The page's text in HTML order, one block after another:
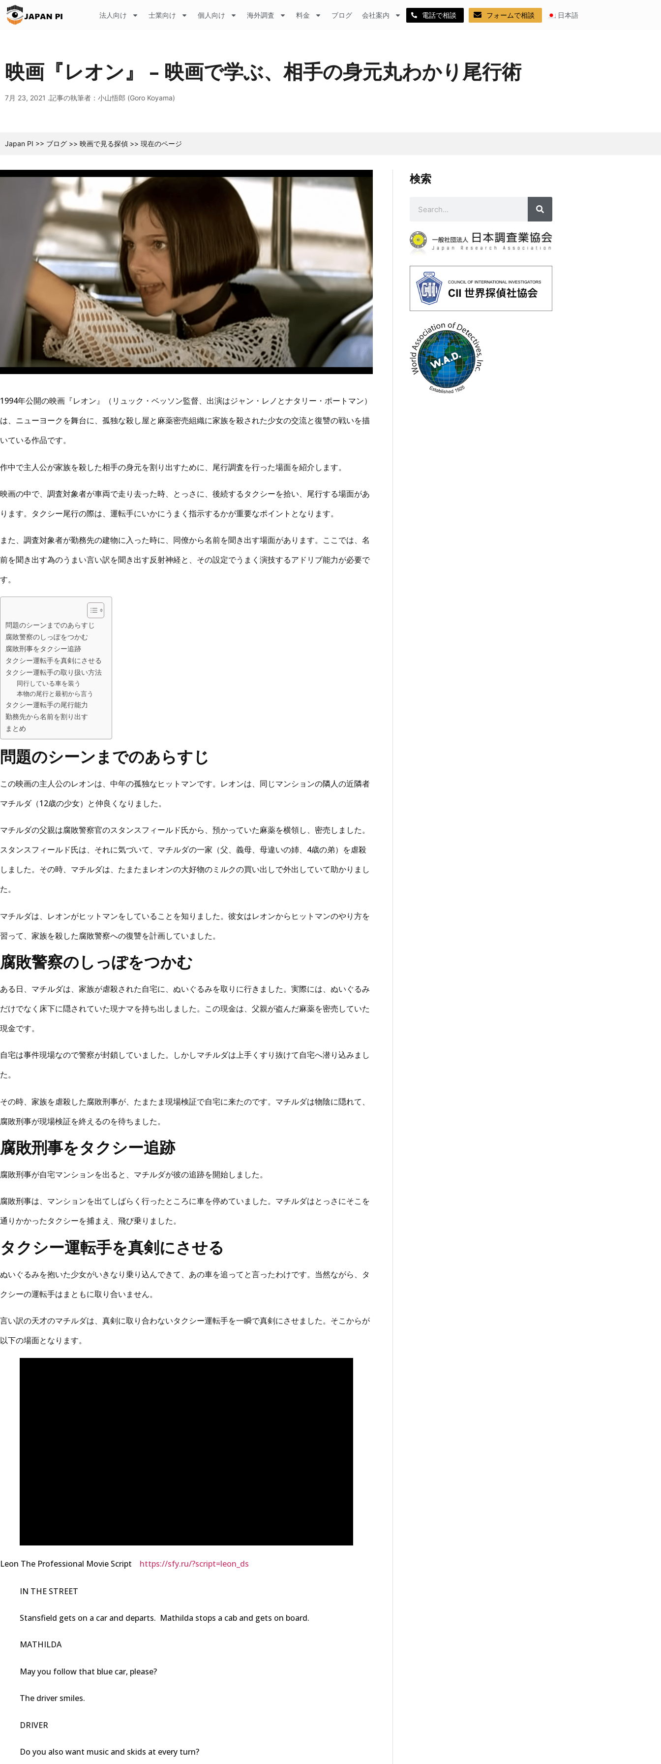
法人向け 士業向け 個人向け 海外調査 料金 ブログ 会社案内 電話で相談 フォームで相談 日本語
映画『レオン』 – 映画で学ぶ、相手の身元丸わかり尾行術
7月 23, 2021 .記事の執筆者：小山悟郎 (Goro Koyama)
Japan PI >> ブログ >> 映画で見る探偵 >> 現在のページ
1994年公開の映画『レオン』（リュック・ベッソン監督、出演はジャン・レノとナタリー・ポートマン）
は、ニューヨークを舞台に、孤独な殺し屋と麻薬密売組織に家族を殺された少女の交流と復讐の戦いを描
いている作品です。
作中で主人公が家族を殺した相手の身元を割り出すために、尾行調査を行った場面を紹介します。
映画の中で、調査対象者が車両で走り去った時、とっさに、後続するタクシーを拾い、尾行する場面があ
ります。タクシー尾行の際は、運転手にいかにうまく指示するかが重要なポイントとなります。
また、調査対象者が勤務先の建物に入った時に、同僚から名前を聞き出す場面があります。ここでは、名
前を聞き出す為のうまい言い訳を聞き出す反射神経と、その設定でうまく演技するアドリブ能力が必要で
す。
問題のシーンまでのあらすじ
腐敗警察のしっぽをつかむ
腐敗刑事をタクシー追跡
タクシー運転手を真剣にさせる
タクシー運転手の取り扱い方法
同行している車を装う
本物の尾行と最初から言う
タクシー運転手の尾行能力
勤務先から名前を割り出す
まとめ
問題のシーンまでのあらすじ
この映画の主人公のレオンは、中年の孤独なヒットマンです。レオンは、同じマンションの隣人の近隣者
マチルダ（12歳の少女）と仲良くなりました。
マチルダの父親は腐敗警察官のスタンスフィールド氏から、預かっていた麻薬を横領し、密売しました。
スタンスフィールド氏は、それに気づいて、マチルダの一家（父、義母、母違いの姉、4歳の弟）を虐殺
しました。その時、マチルダは、たまたまレオンの大好物のミルクの買い出しで外出していて助かりまし
た。
マチルダは、レオンがヒットマンをしていることを知りました。彼女はレオンからヒットマンのやり方を
習って、家族を殺した腐敗警察への復讐を計画していました。
腐敗警察のしっぽをつかむ
ある日、マチルダは、家族が虐殺された自宅に、ぬいぐるみを取りに行きました。実際には、ぬいぐるみ
だけでなく床下に隠されていた現ナマを持ち出しました。この現金は、父親が盗んだ麻薬を密売していた
現金です。
自宅は事件現場なので警察が封鎖していました。しかしマチルダは上手くすり抜けて自宅へ潜り込みまし
た。
その時、家族を虐殺した腐敗刑事が、たまたま現場検証で自宅に来たのです。マチルダは物陰に隠れて、
腐敗刑事が現場検証を終えるのを待ちました。
腐敗刑事をタクシー追跡
腐敗刑事が自宅マンションを出ると、マチルダが彼の追跡を開始しました。
腐敗刑事は、マンションを出てしばらく行ったところに車を停めていました。マチルダはとっさにそこを
通りかかったタクシーを捕まえ、飛び乗りました。
タクシー運転手を真剣にさせる
ぬいぐるみを抱いた少女がいきなり乗り込んできて、あの車を追ってと言ったわけです。当然ながら、タ
クシーの運転手はまともに取り合いません。
言い訳の天才のマチルダは、真剣に取り合わないタクシー運転手を一瞬で真剣にさせました。そこからが
以下の場面となります。
Leon The Professional Movie Script https://sfy.ru/?script=leon_ds
IN THE STREET
Stansfield gets on a car and departs. Mathilda stops a cab and gets on board.
MATHILDA
May you follow that blue car, please?
The driver smiles.
DRIVER
Do you also want music and skids at every turn?
検索